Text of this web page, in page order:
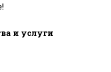
и услуги